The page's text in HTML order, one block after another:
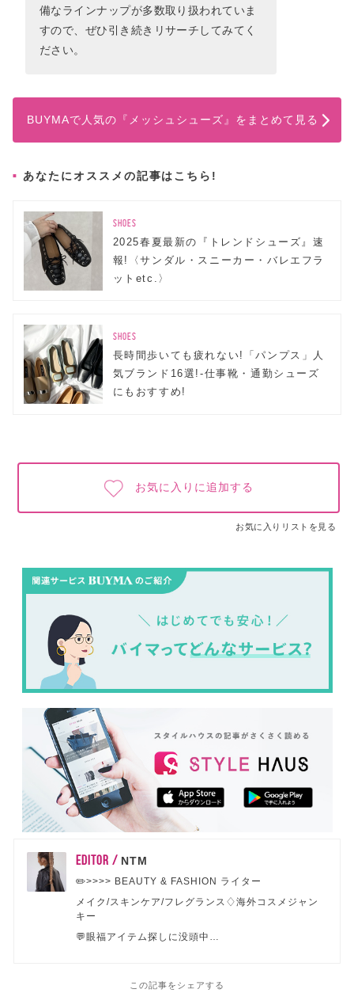
備なラインナップが多数取り扱われていま
すので、ぜひ引き続きリサーチしてみてく
ださい。
BUYMAで人気の『メッシュシューズ』をまとめて見る
あなたにオススメの記事はこちら!
SHOES
2025春夏最新の『トレンドシューズ』速
報!〈サンダル・スニーカー・バレエフラ
ットetc.〉
SHOES
長時間歩いても疲れない!「パンプス」人
気ブランド16選!-仕事靴・通勤シューズ
にもおすすめ!
お気に入りに追加する
お気に入りリストを見る
EDITOR / NTM
✏️>>>> BEAUTY & FASHION ライター
メイク/スキンケア/フレグランス♢海外コスメジャン
キー
💬眼福アイテム探しに没頭中…
この記事をシェアする